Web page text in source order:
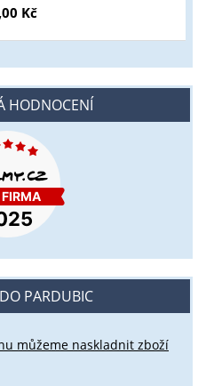
Kč
HODNOCENÍ
PARDUBIC
můžeme naskladnit zboží